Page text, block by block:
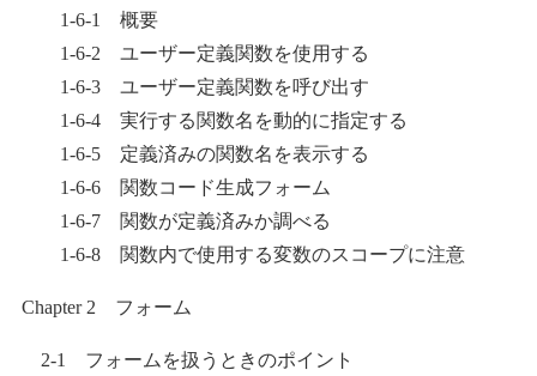
1-6-1 概要
1-6-2 ユーザー定義関数を使用する
1-6-3 ユーザー定義関数を呼び出す
1-6-4 実行する関数名を動的に指定する
1-6-5 定義済みの関数名を表示する
1-6-6 関数コード生成フォーム
1-6-7 関数が定義済みか調べる
1-6-8 関数内で使用する変数のスコープに注意
Chapter 2 フォーム
2-1 フォームを扱うときのポイント